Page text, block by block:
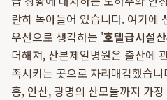
란히 녹아들어 있습니다. 여기에
우선으로 생각하는 '호텔급시설
더해져, 산본제일병원은 출산에
족시키는 곳으로 자리매김했습
흥, 안산, 광명의 산모들까지 가